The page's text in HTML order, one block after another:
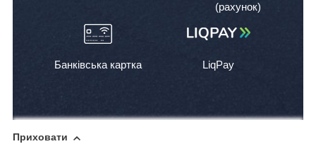
(рахунок)
Банківська картка LiqPay
Приховати